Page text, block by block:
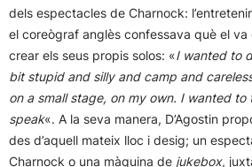
dels espectacles de Charnock:
el coreògraf anglès confessava què el va
crear els seus propis solos: «I wanted to
bit stupid and silly and camp and
on a small stage, on my own. I wanted
speak«. A la seva manera, D’Agostin
des d’aquell mateix lloc i desig; un
Charnock o una màquina de jukebox,